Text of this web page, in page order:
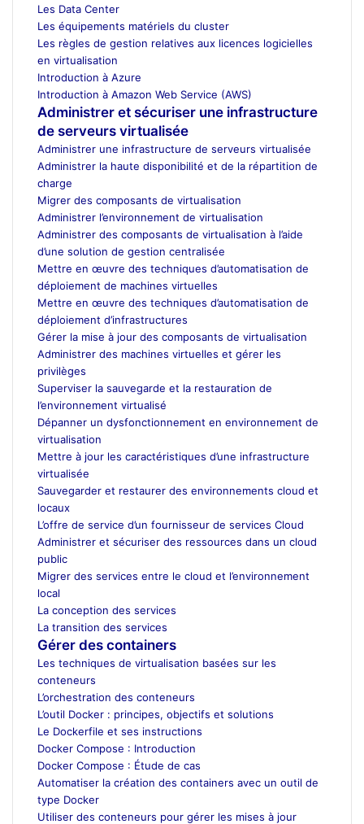
Les Data Center
Les équipements matériels du cluster
Les règles de gestion relatives aux licences logicielles
en virtualisation
Introduction à Azure
Introduction à Amazon Web Service (AWS)
Administrer et sécuriser une infrastructure
de serveurs virtualisée
Administrer une infrastructure de serveurs virtualisée
Administrer la haute disponibilité et de la répartition de
charge
Migrer des composants de virtualisation
Administrer l’environnement de virtualisation
Administrer des composants de virtualisation à l’aide
d’une solution de gestion centralisée
Mettre en œuvre des techniques d’automatisation de
déploiement de machines virtuelles
Mettre en œuvre des techniques d’automatisation de
déploiement d’infrastructures
Gérer la mise à jour des composants de virtualisation
Administrer des machines virtuelles et gérer les
privilèges
Superviser la sauvegarde et la restauration de
l’environnement virtualisé
Dépanner un dysfonctionnement en environnement de
virtualisation
Mettre à jour les caractéristiques d’une infrastructure
virtualisée
Sauvegarder et restaurer des environnements cloud et
locaux
L’offre de service d’un fournisseur de services Cloud
Administrer et sécuriser des ressources dans un cloud
public
Migrer des services entre le cloud et l’environnement
local
La conception des services
La transition des services
Gérer des containers
Les techniques de virtualisation basées sur les
conteneurs
L’orchestration des conteneurs
L’outil Docker : principes, objectifs et solutions
Le Dockerfile et ses instructions
Docker Compose : Introduction
Docker Compose : Étude de cas
Automatiser la création des containers avec un outil de
type Docker
Utiliser des conteneurs pour gérer les mises à jour